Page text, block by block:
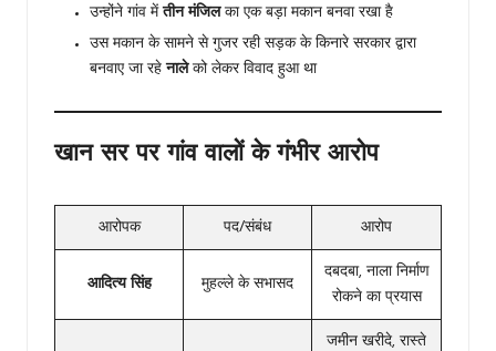
उन्होंने गांव मेंतीन मंजिलका एक बड़ा मकान बनवा रखा है
उस मकान के सामने से गुजर रही सड़क के किनारे सरकार द्वारा
बनवाए जा रहेनालेको लेकर विवाद हुआ था
खान सर पर गांव वालों के गंभीर आरोप
आरोपक पद/संबंध आरोप
आदित्य सिंह मुहल्ले के सभासद
दबदबा, नाला निर्माण
रोकने का प्रयास
जमीन खरीदे, रास्ते